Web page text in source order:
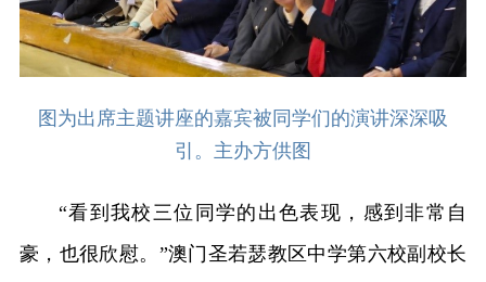
图为出席主题讲座的嘉宾被同学们的演讲深深吸
引。主办方供图
“看到我校三位同学的出色表现，感到非常自
豪，也很欣慰。”澳门圣若瑟教区中学第六校副校长